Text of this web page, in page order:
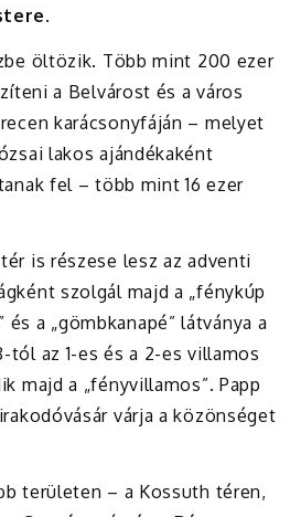
.
öltözik. Több mint 200 ezer
a Belvárost és a város
karácsonyfáján – melyet
lakos ajándékaként
fel – több mint 16 ezer
is részese lesz az adventi
szolgál majd a „fénykúp
a „gömbkanapé” látványa a
tól az 1-es és a 2-es villamos
majd a „fényvillamos”. Papp
várja a közönséget
területen – a Kossuth téren,